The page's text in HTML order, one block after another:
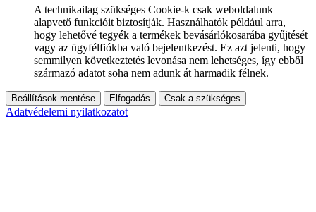
A technikailag szükséges Cookie-k csak weboldalunk
alapvető funkcióit biztosítják. Használhatók például arra,
hogy lehetővé tegyék a termékek bevásárlókosarába gyűjtését
vagy az ügyfélfiókba való bejelentkezést. Ez azt jelenti, hogy
semmilyen következtetés levonása nem lehetséges, így ebből
származó adatot soha nem adunk át harmadik félnek.
Beállítások mentése Elfogadás Csak a szükséges
Adatvédelemi nyilatkozatot